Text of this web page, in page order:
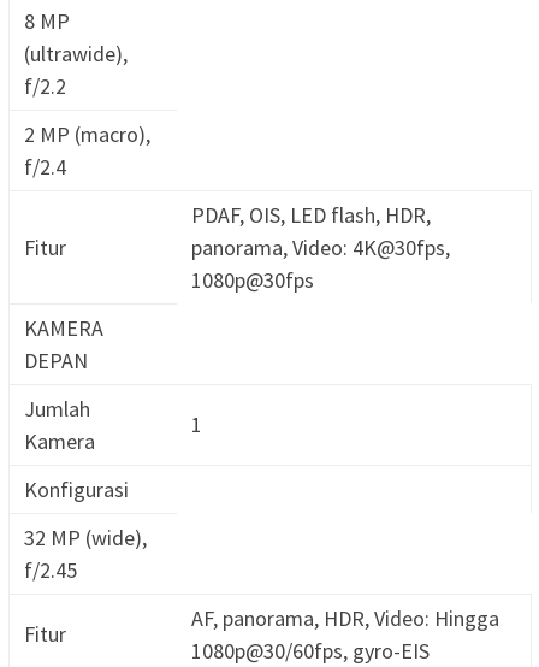
8 MP
(ultrawide),
f/2.2
2 MP (macro),
f/2.4
Fitur
PDAF, OIS, LED flash, HDR,
panorama, Video: 4K@30fps,
1080p@30fps
KAMERA
DEPAN
Jumlah
Kamera
1
Konfigurasi
32 MP (wide),
f/2.45
Fitur
AF, panorama, HDR, Video: Hingga
1080p@30/60fps, gyro-EIS